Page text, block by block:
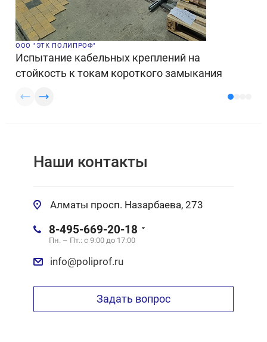
ООО "ЭТК ПОЛИПРОФ"
Испытание кабельных креплений на
стойкость к токам короткого замыкания
Наши контакты
Алматы просп. Назарбаева, 273
8-495-669-20-18
Пн. – Пт.: с 9:00 до 17:00
info@poliprof.ru
Задать вопрос